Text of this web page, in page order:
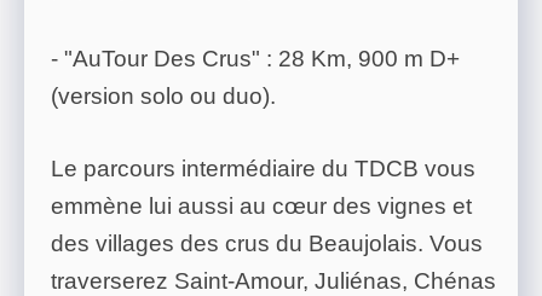
- "AuTour Des Crus" : 28 Km, 900 m D+
(version solo ou duo).
Le parcours intermédiaire du TDCB vous
emmène lui aussi au cœur des vignes et
des villages des crus du Beaujolais. Vous
traverserez Saint-Amour, Juliénas, Chénas